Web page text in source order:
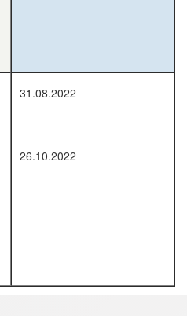
31.08.2022
26.10.2022